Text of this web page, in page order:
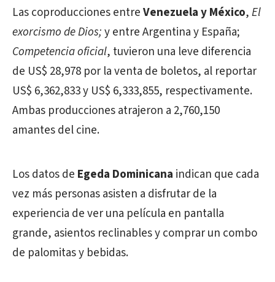
Las coproducciones entreVenezuela y México,El
exorcismo de Dios;y entre Argentina y España;
Competencia oficial, tuvieron una leve diferencia
de US$ 28,978 por la venta de boletos, al reportar
US$ 6,362,833 y US$ 6,333,855, respectivamente.
Ambas producciones atrajeron a 2,760,150
amantes del cine.
Los datos de Egeda Dominicana indican que cada
vez más personas asisten a disfrutar de la
experiencia de ver una película en pantalla
grande, asientos reclinables y comprar un combo
de palomitas y bebidas.